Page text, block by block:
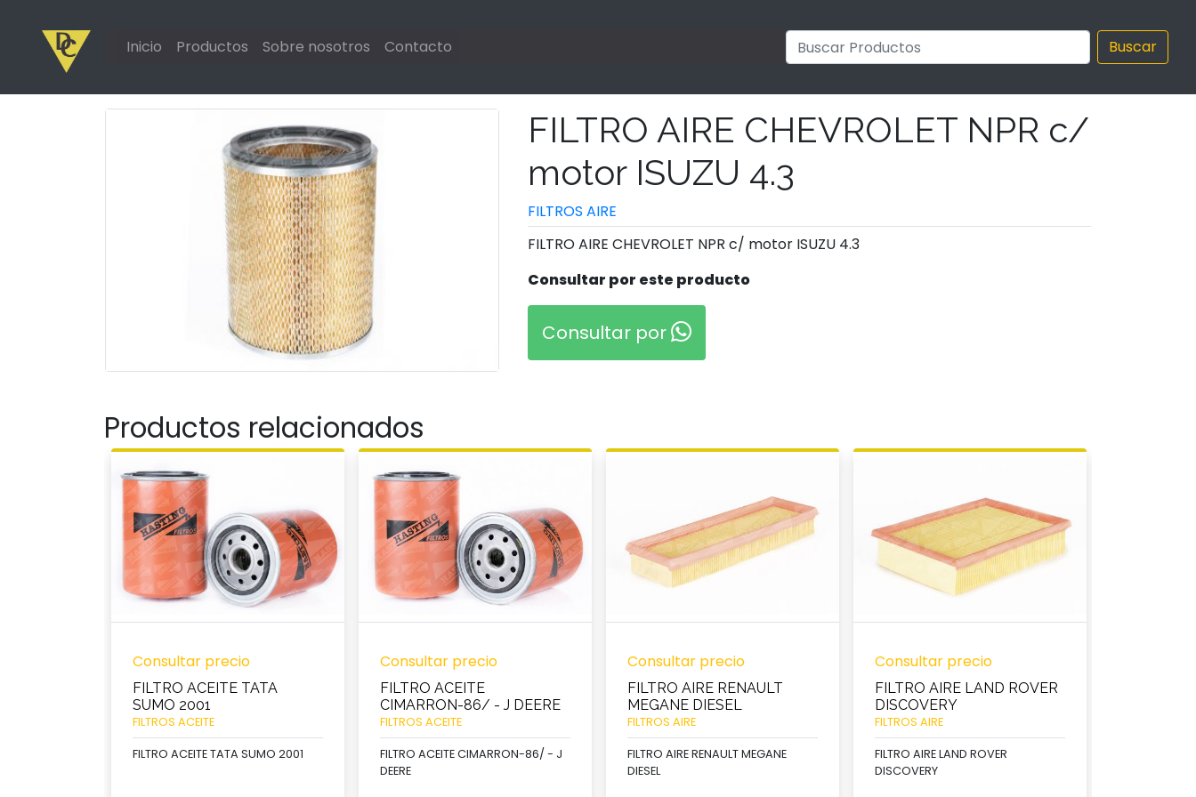
Inicio Productos Sobre nosotros Contacto Buscar
FILTRO AIRE CHEVROLET NPR c/
motor ISUZU 4.3
FILTROS AIRE
FILTRO AIRE CHEVROLET NPR c/ motor ISUZU 4.3
Consultar por este producto
Consultar por
Productos relacionados
Consultar precio
FILTRO ACEITE TATA
SUMO 2001
FILTROS ACEITE
FILTRO ACEITE TATA SUMO 2001
Consultar precio
FILTRO ACEITE
CIMARRON-86/ - J DEERE
FILTROS ACEITE
FILTRO ACEITE CIMARRON-86/ - J
DEERE
Consultar precio
FILTRO AIRE RENAULT
MEGANE DIESEL
FILTROS AIRE
FILTRO AIRE RENAULT MEGANE
DIESEL
Consultar precio
FILTRO AIRE LAND ROVER
DISCOVERY
FILTROS AIRE
FILTRO AIRE LAND ROVER
DISCOVERY